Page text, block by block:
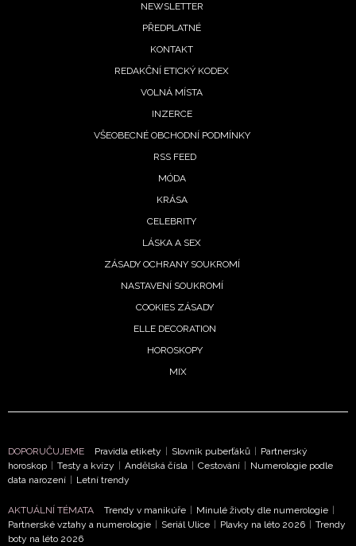
Přihlášením k newsletteru souhlasíte sObchodními
podmínkami společnosti BurdaMedia Extra s.r.o.
NEWSLETTER
PŘEDPLATNÉ
KONTAKT
REDAKČNÍ ETICKÝ KODEX
VOLNÁ MÍSTA
INZERCE
VŠEOBECNÉ OBCHODNÍ PODMÍNKY
RSS FEED
MÓDA
KRÁSA
CELEBRITY
LÁSKA A SEX
ZÁSADY OCHRANY SOUKROMÍ
NASTAVENÍ SOUKROMÍ
COOKIES ZÁSADY
ELLE DECORATION
HOROSKOPY
MIX
DOPORUČUJEME Pravidla etikety Slovník puberťáků
Partnerský
horoskop
Testy a kvízy Andělská čísla Cestování
Numerologie podle
data narození
Letní trendy
AKTUÁLNÍ TÉMATA Trendy v manikúře Minulé životy dle numerologie
Partnerské vztahy a numerologie
Seriál Ulice Plavky na léto 2026
Trendy
boty na léto 2026